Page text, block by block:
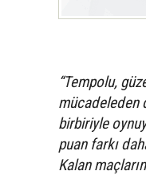
“Tempolu,
mücadeleden
birbiriyle
puan farkı
Kalan